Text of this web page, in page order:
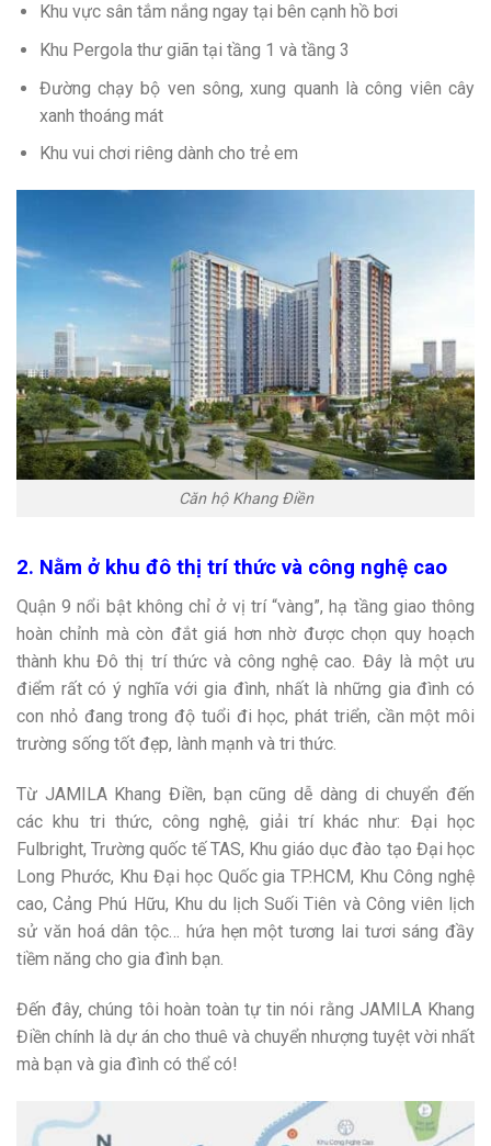
Khu vực sân tắm nắng ngay tại bên cạnh hồ bơi
Khu Pergola thư giãn tại tầng 1 và tầng 3
Đường chạy bộ ven sông, xung quanh là công viên cây
xanh thoáng mát
Khu vui chơi riêng dành cho trẻ em
Căn hộ Khang Điền
2. Nằm ở khu đô thị trí thức và công nghệ cao
Quận 9 nổi bật không chỉ ở vị trí “vàng”, hạ tầng giao thông
hoàn chỉnh mà còn đắt giá hơn nhờ được chọn quy hoạch
thành khu Đô thị trí thức và công nghệ cao. Đây là một ưu
điểm rất có ý nghĩa với gia đình, nhất là những gia đình có
con nhỏ đang trong độ tuổi đi học, phát triển, cần một môi
trường sống tốt đẹp, lành mạnh và tri thức.
Từ JAMILA Khang Điền, bạn cũng dễ dàng di chuyển đến
các khu tri thức, công nghệ, giải trí khác như: Đại học
Fulbright, Trường quốc tế TAS, Khu giáo dục đào tạo Đại học
Long Phước, Khu Đại học Quốc gia TP.HCM, Khu Công nghệ
cao, Cảng Phú Hữu, Khu du lịch Suối Tiên và Công viên lịch
sử văn hoá dân tộc… hứa hẹn một tương lai tươi sáng đầy
tiềm năng cho gia đình bạn.
Đến đây, chúng tôi hoàn toàn tự tin nói rằng JAMILA Khang
Điền chính là dự án cho thuê và chuyển nhượng tuyệt vời nhất
mà bạn và gia đình có thể có!